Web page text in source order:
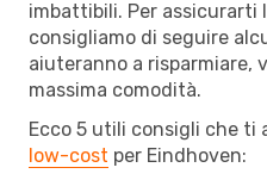
imbattibili. Per assicurarti
consigliamo di seguire
aiuteranno a risparmiare,
massima comodità.
Ecco 5 utili consigli che ti
low-cost per Eindhoven: